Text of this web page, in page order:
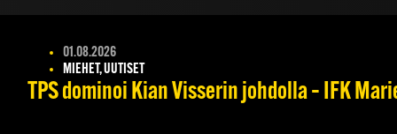
01.08.2026
MIEHET, UUTISET
TPS dominoi Kian Visserin johdolla – IFK